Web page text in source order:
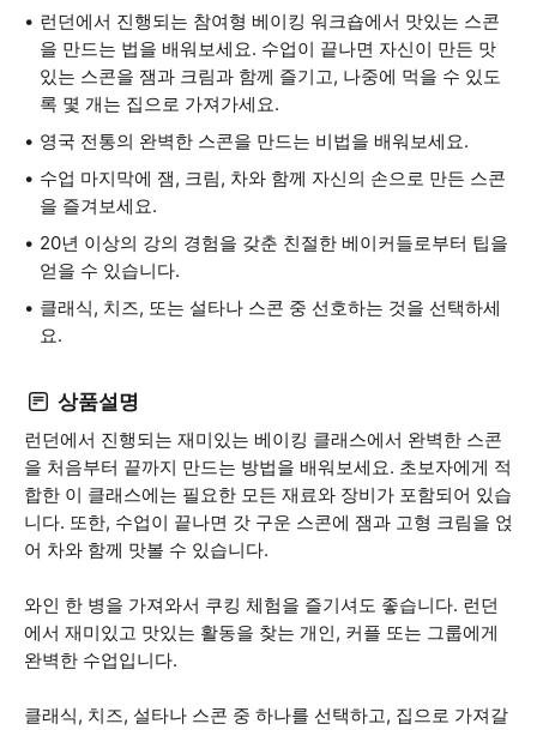
런던에서 진행되는 참여형 베이킹 워크숍에서 맛있는 스콘
을 만드는 법을 배워보세요. 수업이 끝나면 자신이 만든 맛
있는 스콘을 잼과 크림과 함께 즐기고, 나중에 먹을 수 있도
록 몇 개는 집으로 가져가세요.
영국 전통의 완벽한 스콘을 만드는 비법을 배워보세요.
수업 마지막에 잼, 크림, 차와 함께 자신의 손으로 만든 스콘
을 즐겨보세요.
20년 이상의 강의 경험을 갖춘 친절한 베이커들로부터 팁을
얻을 수 있습니다.
클래식, 치즈, 또는 설타나 스콘 중 선호하는 것을 선택하세
요.
상품설명
런던에서 진행되는 재미있는 베이킹 클래스에서 완벽한 스콘
을 처음부터 끝까지 만드는 방법을 배워보세요. 초보자에게 적
합한 이 클래스에는 필요한 모든 재료와 장비가 포함되어 있습
니다. 또한, 수업이 끝나면 갓 구운 스콘에 잼과 고형 크림을 얹
어 차와 함께 맛볼 수 있습니다.
와인 한 병을 가져와서 쿠킹 체험을 즐기셔도 좋습니다. 런던
에서 재미있고 맛있는 활동을 찾는 개인, 커플 또는 그룹에게
완벽한 수업입니다.
클래식, 치즈, 설타나 스콘 중 하나를 선택하고, 집으로 가져갈